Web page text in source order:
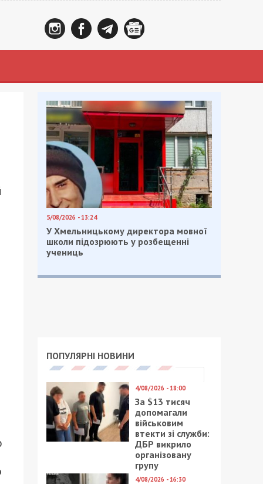
5/08/2026 - 13:24
У Хмельницькому директора мовної
школи підозрюють у розбещенні
учениць
ПОПУЛЯРНІ НОВИНИ
4/08/2026 - 18:00
За $13 тисяч
допомагали
військовим
втекти зі служби:
ДБР викрило
організовану
групу
4/08/2026 - 16:30